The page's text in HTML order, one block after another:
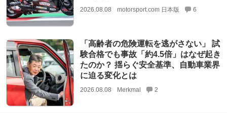
2026.08.08 motorsport.com 日本版 6
「高齢者の危険運転を逃がさない」 試
験合格でも事故「約4.5倍」はなぜ起き
たのか？ 揺らぐ安全基準、自動車業界
に迫る変化とは
2026.08.08 Merkmal 2